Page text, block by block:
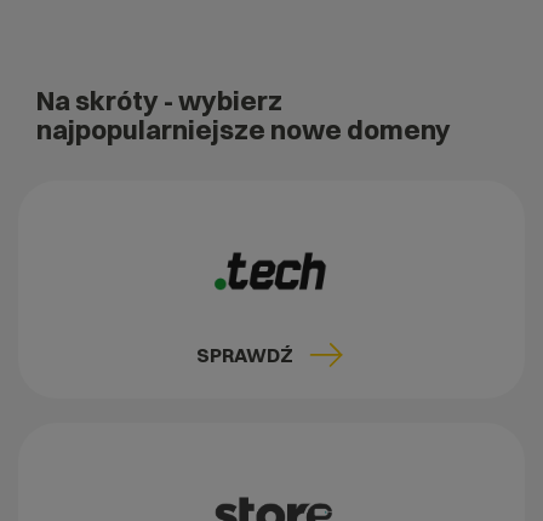
Na skróty - wybierz
najpopularniejsze nowe domeny
SPRAWDŹ